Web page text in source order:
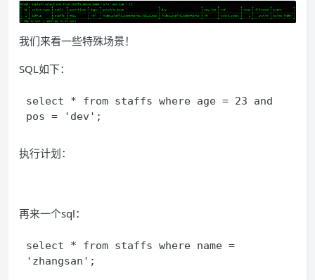
我们来看一些特殊场景！
SQL如下：
select * from staffs where age = 23 and
pos = 'dev';
执行计划：
再来一个sql：
select * from staffs where name =
'zhangsan';